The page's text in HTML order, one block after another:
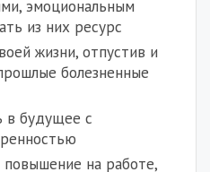
эмоциональным
из них ресурс
жизни, отпустив и
болезненные
в будущее с
повышение на работе,